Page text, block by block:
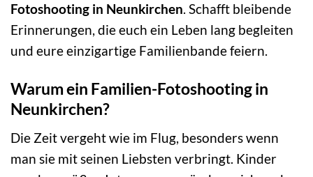
Fotoshooting in Neunkirchen. Schafft bleibende
Erinnerungen, die euch ein Leben lang begleiten
und eure einzigartige Familienbande feiern.
Warum ein Familien-Fotoshooting in
Neunkirchen?
Die Zeit vergeht wie im Flug, besonders wenn
man sie mit seinen Liebsten verbringt. Kinder